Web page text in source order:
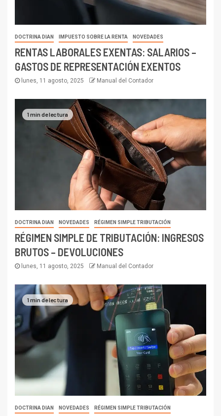
DOCTRINA DIAN IMPUESTO SOBRE LA RENTA NOVEDADES
RENTAS LABORALES EXENTAS: SALARIOS –
GASTOS DE REPRESENTACIÓN EXENTOS
lunes, 11 agosto, 2025 Manual del Contador
1 min de lectura
DOCTRINA DIAN NOVEDADES RÉGIMEN SIMPLE TRIBUTACIÓN
RÉGIMEN SIMPLE DE TRIBUTACIÓN: INGRESOS
BRUTOS – DEVOLUCIONES
lunes, 11 agosto, 2025 Manual del Contador
1 min de lectura
DOCTRINA DIAN NOVEDADES RÉGIMEN SIMPLE TRIBUTACIÓN